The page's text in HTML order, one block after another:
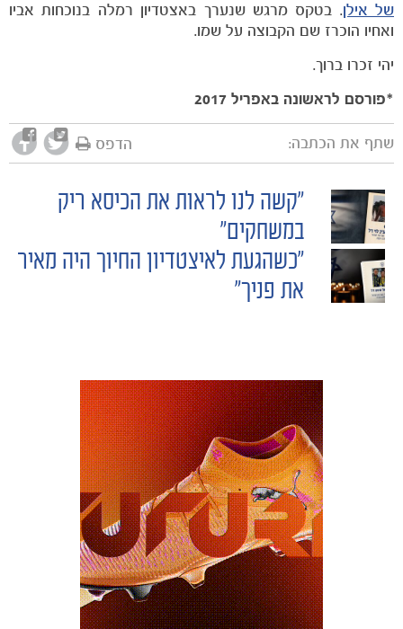
של אילן. בטקס מרגש שנערך באצטדיון רמלה בנוכחות אביו
ואחיו הוכרז שם הקבוצה על שמו.
יהי זכרו ברוך.
*פורסם לראשונה באפריל 2017
שתף את הכתבה: הדפס
POST
NAVIGATION
"קשה לנו לראות את הכיסא ריק
במשחקים"
"כשהגעת לאיצטדיון החיוך היה מאיר
את פניך"